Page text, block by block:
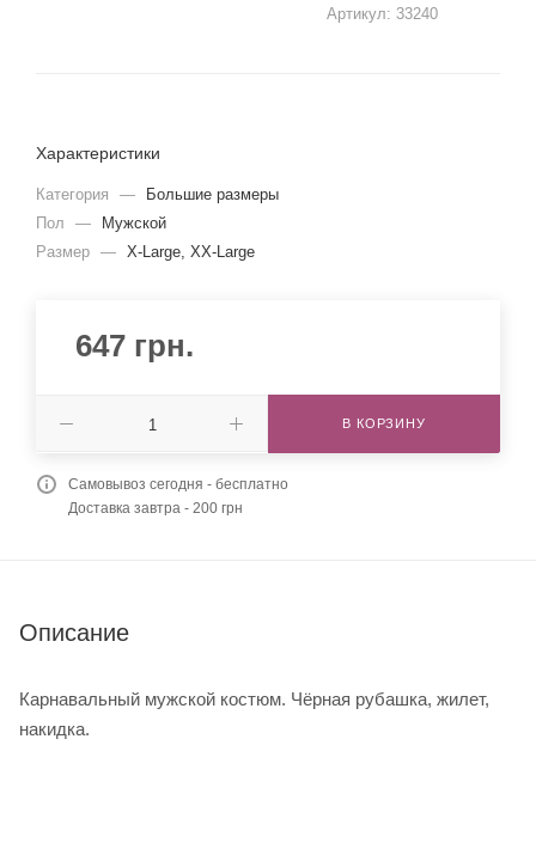
Артикул: 33240
Характеристики
Категория —
Большие размеры
Пол
—
Мужской
Размер — X-Large, XX-Large
647 грн.
В КОРЗИНУ
Самовывоз сегодня - бесплатно
Доставка завтра - 200 грн
Описание
Карнавальный мужской костюм. Чёрная рубашка, жилет,
накидка.